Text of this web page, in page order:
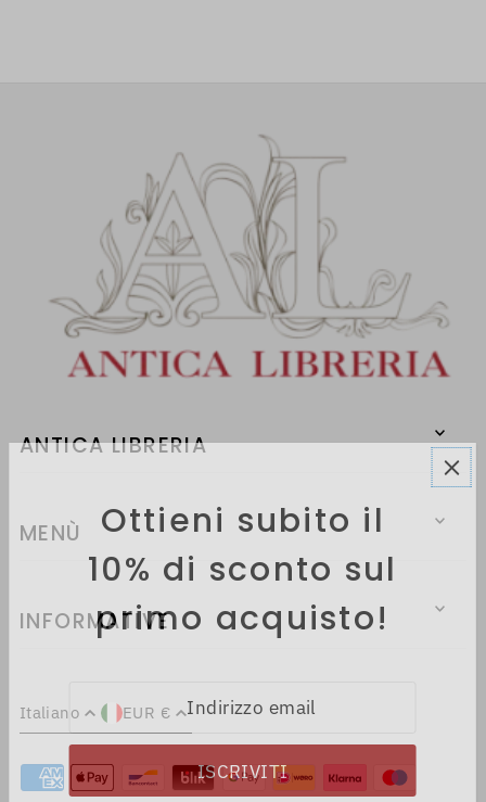
ANTICA LIBRERIA
MENÙ
INFORMATIVE
Italiano EUR €
Ottieni subito il
10% di sconto sul
primo acquisto!